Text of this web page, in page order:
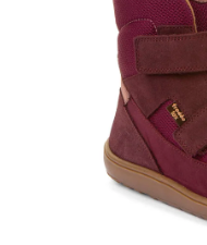
hviezdičiek.